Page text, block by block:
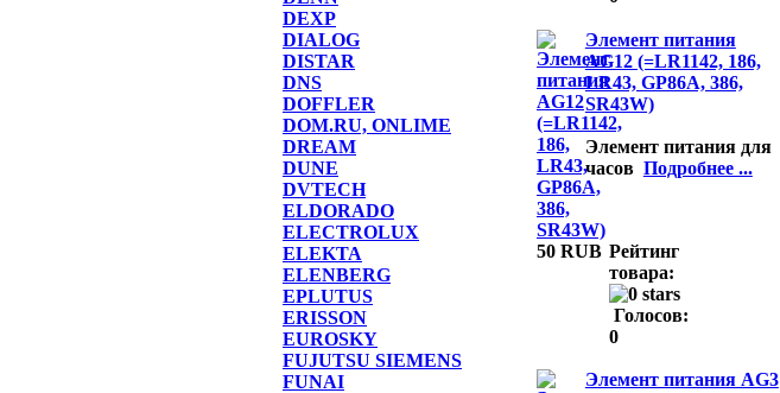
DEXP
DIALOG
DISTAR
DNS
DOFFLER
DOM.RU, ONLIME
DREAM
DUNE
DVTECH
ELDORADO
ELECTROLUX
ELEKTA
ELENBERG
EPLUTUS
ERISSON
EUROSKY
FUJUTSU SIEMENS
FUNAI
Элемент питания
AG12 (=LR1142, 186,
LR43, GP86A, 386,
SR43W)
Элемент питания для
часов Подробнее ...
50 RUB Рейтинг
товара:
Голосов:
0
Элемент питания AG3